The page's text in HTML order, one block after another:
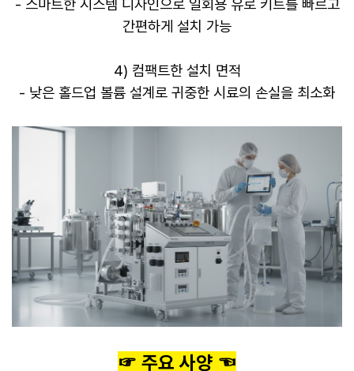
- 스마트한 시스템 디자인으로 일회용 유로 키트를 빠르고
간편하게 설치 가능
4) 컴팩트한 설치 면적
- 낮은 홀드업 볼륨 설계로 귀중한 시료의 손실을 최소화
​☞ 주요 사양 ☜